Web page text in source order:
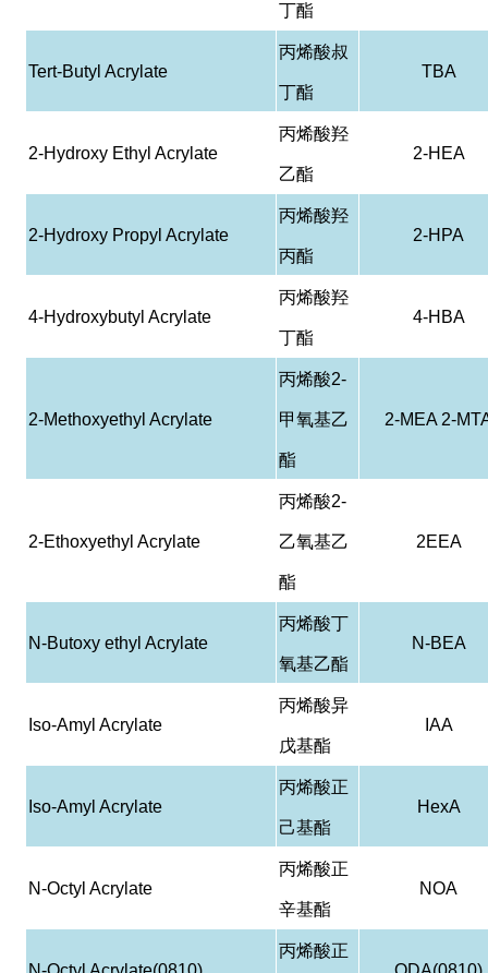
丁酯
Tert-Butyl Acrylate
丙烯酸叔
丁酯
TBA
2-Hydroxy Ethyl Acrylate
丙烯酸羟
乙酯
2-HEA
2-Hydroxy Propyl Acrylate
丙烯酸羟
丙酯
2-HPA
4-Hydroxybutyl Acrylate
丙烯酸羟
丁酯
4-HBA
2-Methoxyethyl Acrylate
丙烯酸2-
甲氧基乙
酯
2-MEA 2-
2-Ethoxyethyl Acrylate
丙烯酸2-
乙氧基乙
酯
2EEA
N-Butoxy ethyl Acrylate
丙烯酸丁
氧基乙酯
N-BEA
Iso-Amyl Acrylate
丙烯酸异
戊基酯
IAA
Iso-Amyl Acrylate
丙烯酸正
己基酯
HexA
N-Octyl Acrylate
丙烯酸正
辛基酯
NOA
丙烯酸正